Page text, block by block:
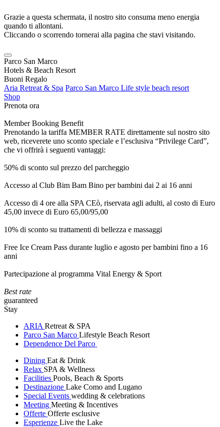
Grazie a questa schermata, il nostro sito consuma meno energia
quando ti allontani.
Cliccando o scorrendo tornerai alla pagina che stavi visitando.
Parco San Marco
Hotels & Beach Resort
Buoni Regalo
Aria Retreat & Spa Parco San Marco Life style beach resort
Shop
Prenota ora
Member Booking Benefit
Prenotando la tariffa MEMBER RATE direttamente sul nostro sito
web, riceverete uno sconto speciale e l’esclusiva “Privilege Card”,
che vi offrirà i seguenti vantaggi:
50% di sconto sul prezzo del parcheggio
Accesso al Club Bim Bam Bino per bambini dai 2 ai 16 anni
Accesso di 4 ore alla SPA CEò, riservata agli adulti, al costo di Euro
45,00 invece di Euro 65,00/95,00
10% di sconto su trattamenti di bellezza e massaggi
Free Ice Cream Pass durante luglio e agosto per bambini fino a 16
anni
Partecipazione al programma Vital Energy & Sport
Best rate
guaranteed
Stay
ARIA Retreat & SPA
Parco San Marco Lifestyle Beach Resort
Dependence Del Parco
Dining Eat & Drink
Relax SPA & Wellness
Facilities Pools, Beach & Sports
Destinazione Lake Como and Lugano
Special Events wedding & celebrations
Meeting Meeting & Incentives
Offerte Offerte esclusive
Esperienze Live the Lake